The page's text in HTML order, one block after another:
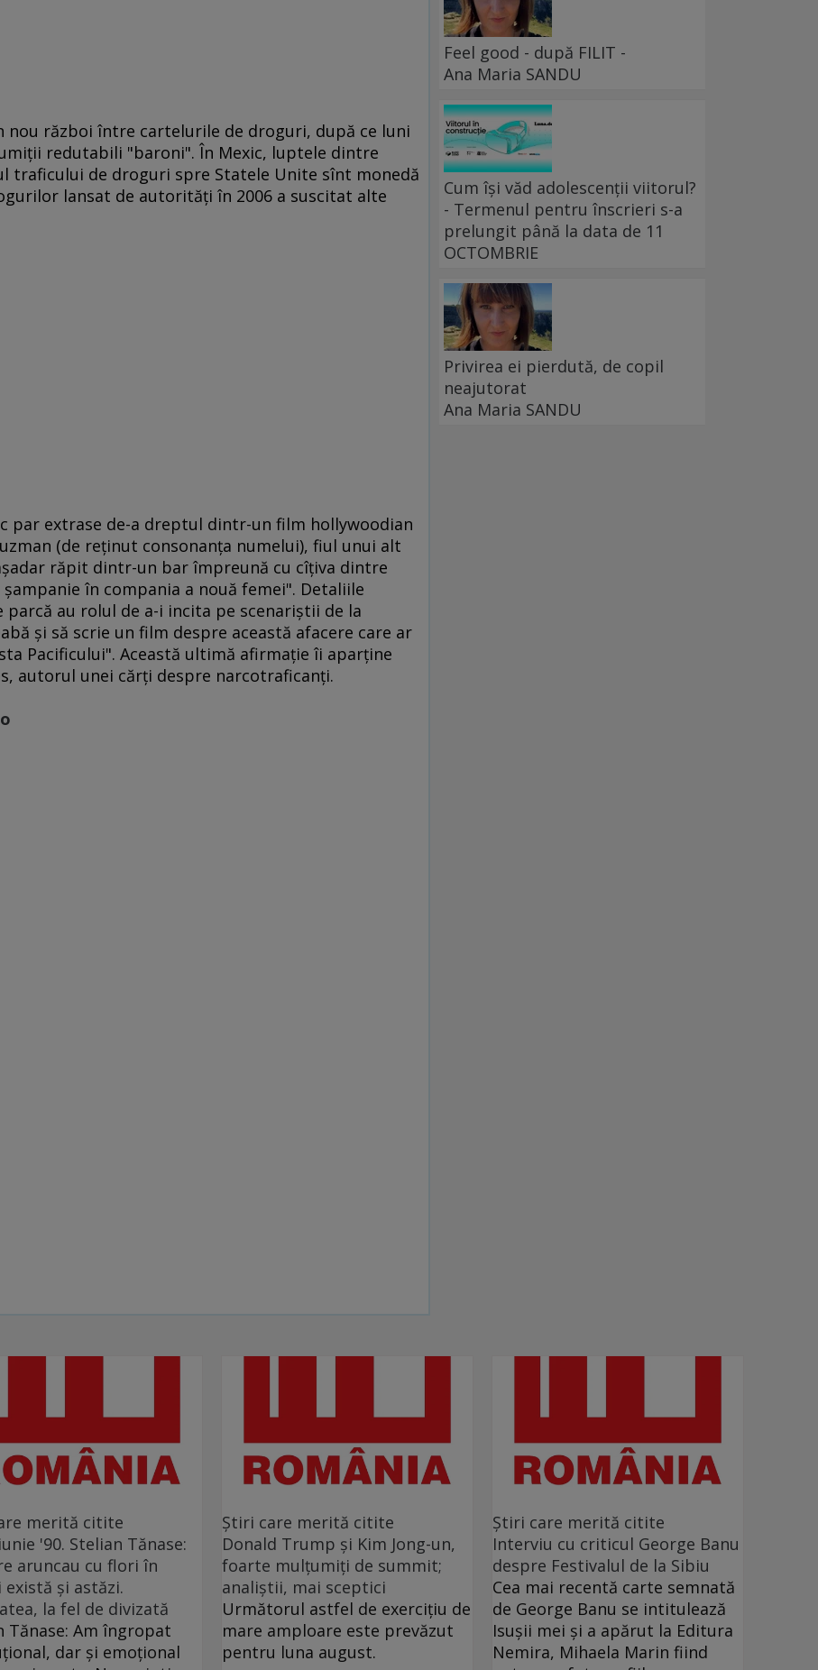
nou război între cartelurile de droguri, după ce luni
redutabili "baroni". În Mexic, luptele dintre
traficului de droguri spre Statele Unite sînt monedă
lansat de autorităţi în 2006 a suscitat alte
par extrase de-a dreptul dintr-un film hollywoodian
(de reţinut consonanţa numelui), fiul unui alt
răpit dintr-un bar împreună cu cîţiva dintre
în compania a nouă femei". Detaliile
parcă au rolul de a-i incita pe scenariştii de la
şi să scrie un film despre această afacere care ar
Pacificului". Această ultimă afirmaţie îi aparţine
autorul unei cărţi despre narcotraficanţi.
Feel good - după FILIT -
Ana Maria SANDU
Cum își văd adolescenții viitorul?
- Termenul pentru înscrieri s-a
prelungit până la data de 11
OCTOMBRIE
Privirea ei pierdută, de copil
neajutorat
Ana Maria SANDU
merită citite
'90. Stelian Tănase:
aruncau cu flori în
există și astăzi.
la fel de divizată
Tănase: Am îngropat
dar și emoțional
Ştiri care merită citite
Donald Trump şi Kim Jong-un,
foarte mulţumiţi de summit;
analiştii, mai sceptici
Următorul astfel de exerciţiu de
mare amploare este prevăzut
pentru luna august.
Ştiri care merită citite
Interviu cu criticul George Banu
despre Festivalul de la Sibiu
Cea mai recentă carte semnată
de George Banu se intitulează
Isuşii mei şi a apărut la Editura
Nemira, Mihaela Marin fiind